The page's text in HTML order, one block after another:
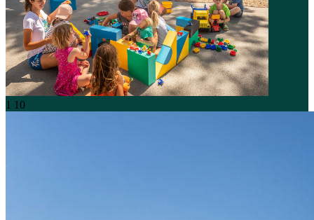
1 10